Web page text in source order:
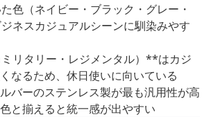
色（ネイビー・ブラック・グレー・
ネスカジュアルシーンに馴染みやす
リタリー・レジメンタル）**はカジ
なるため、休日使いに向いている
バーのステンレス製が最も汎用性が高
と揃えると統一感が出やすい